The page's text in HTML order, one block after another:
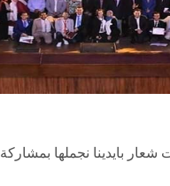
لتطوير وتجميل إقامة طلاب المدينة الجامعية طلبة بمبنى الجمهورية